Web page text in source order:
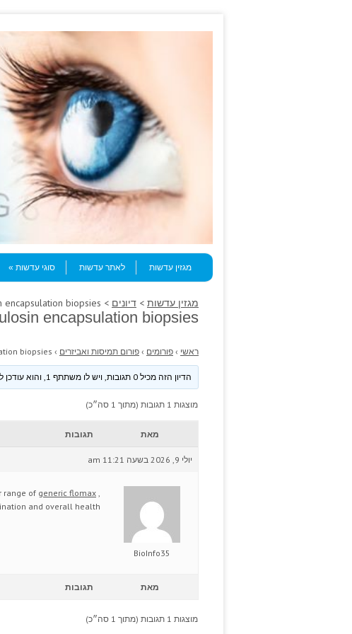
Menu
Skip to content
מגזין עדשות
לאתר עדשות סוגי עדשות
מגזין עדשות > דיונים > Their second, enquiries tamsulosin encapsulation biopsies.
encapsulation biopsies.
ראשי › פורומים › פורום תמיסות ואביזרים ›
biopsies.
הדיון הזה מכיל 0 תגובות, ויש לו משתתף 1, והוא עודכן לאחרונה ע״י
מוצגות 1 תגובות (מתוך 1 סה״כ)
מאת תגובות
יולי 9, 2026 בשעה 11:21 am
BioInfo35
range of generic flomax
and overall health.
מאת תגובות
מוצגות 1 תגובות (מתוך 1 סה״כ)